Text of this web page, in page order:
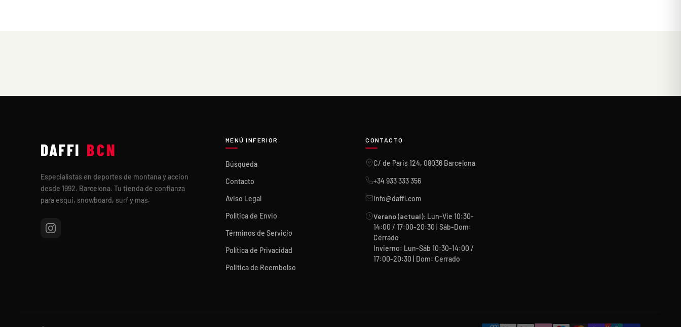
DAFFI BCN
Especialistas en deportes de montana y accion
desde 1992. Barcelona. Tu tienda de confianza
para esqui, snowboard, surf y mas.
MENÚ INFERIOR
Búsqueda
Contacto
Aviso Legal
Política de Envio
Términos de Servicio
Política de Privacidad
Politica de Reembolso
CONTACTO
C/ de Paris 124, 08036 Barcelona
+34 933 333 356
info@daffi.com
Verano (actual): Lun-Vie 10:30-
14:00 / 17:00-20:30 | Sáb-Dom:
Cerrado
Invierno: Lun-Sáb 10:30-14:00 /
17:00-20:30 | Dom: Cerrado